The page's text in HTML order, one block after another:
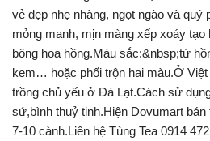
vẻ đẹp nhẹ nhàng, ngọt ngào và quý
mỏng manh, mịn màng xếp xoáy
bông hoa hồng.Màu sắc:&nbsp;từ
kem… hoặc phối trộn hai màu.Ở
trồng chủ yếu ở Đà Lạt.Cách sử
sứ,bình thuỷ tinh.Hiện Dovumart
7-10 cành.Liên hệ Tùng Tea 0914